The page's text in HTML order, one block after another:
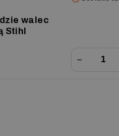
walec
Stihl
−